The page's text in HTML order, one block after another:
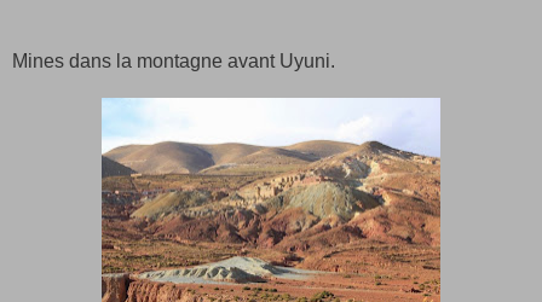
Mines dans la montagne avant Uyuni.